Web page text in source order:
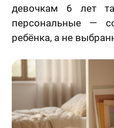
девочкам 6 лет
персональные —
ребёнка, а не